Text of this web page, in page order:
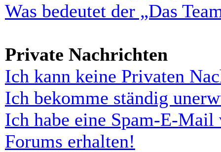
Was bedeutet der „Das
Private Nachrichten
Ich kann keine Privaten
Ich bekomme ständig
Ich habe eine Spam-E-
Forums erhalten!